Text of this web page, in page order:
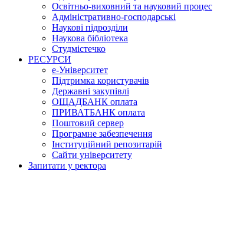
Освітньо-виховний та науковий процес
Адміністративно-господарські
Наукові підрозділи
Наукова бібліотека
Студмістечко
РЕСУРСИ
е-Університет
Підтримка користувачів
Державні закупівлі
ОЩАДБАНК оплата
ПРИВАТБАНК оплата
Поштовий сервер
Програмне забезпечення
Інституційний репозитарій
Сайти університету
Запитати у ректора